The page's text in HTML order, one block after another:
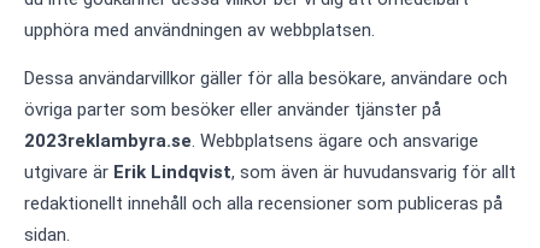
upphöra med användningen av webbplatsen.
Dessa användarvillkor gäller för alla besökare, användare och
övriga parter som besöker eller använder tjänster på
2023reklambyra.se. Webbplatsens ägare och ansvarige
utgivare är Erik Lindqvist, som även är huvudansvarig för allt
redaktionellt innehåll och alla recensioner som publiceras på
sidan.